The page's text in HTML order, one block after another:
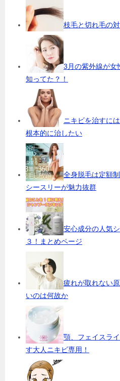
枝毛と切れ毛の
3月の紫外線が女
知ってた？！
ニキビを治すに
根本的に治したい
全身脱毛は定額
シースリーが魅力抜群
安心成分の人気
３！まとめページ
疲れが取れない
いのは何故か
顎、フェイスラ
す大人ニキビ専用！